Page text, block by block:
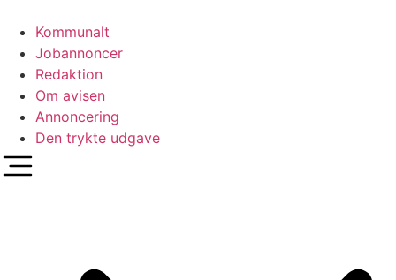
indhold
Kommunalt
Jobannoncer
Redaktion
Om avisen
Annoncering
Den trykte udgave